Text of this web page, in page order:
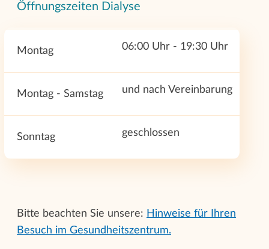
Öffnungszeiten Dialyse
Montag 06:00 Uhr - 19:30 Uhr
Montag - Samstag und nach Vereinbarung
Sonntag geschlossen
Bitte beachten Sie unsere: Hinweise für Ihren
Besuch im Gesundheitszentrum.